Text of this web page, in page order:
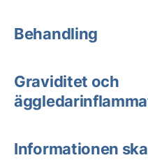
Behandling
Graviditet och
Informationen